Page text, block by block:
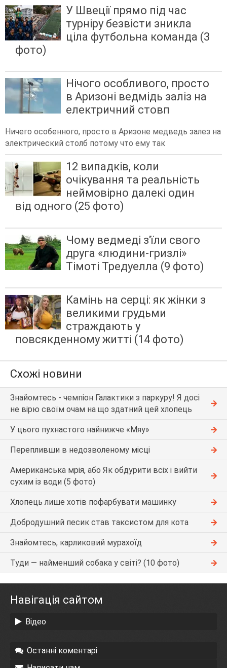
У Швеції прямо під час
турніру безвісти зникла
ціла футбольна команда (3
фото)
Нічого особливого, просто
в Аризоні ведмідь заліз на
електричний стовп
Ничего особенного, просто в Аризоне медведь залез на
электрический столб потому что ему так
12 випадків, коли
очікування та реальність
неймовірно далекі один
від одного (25 фото)
Чому ведмеді з'їли свого
друга «людини-гризлі»
Тімоті Тредуелла (9 фото)
Камінь на серці: як жінки з
великими грудьми
страждають у
повсякденному житті (14 фото)
Схожі новини
Знайомтесь - чемпіон Галактики з паркуру! Я досі
не вірю своїм очам на що здатний цей хлопець
У цього пухнастого найнижче «Мяу»
Перепливши в недозволеному місці
Американська мрія, або Як обдурити всіх і вийти
сухим із води (5 фото)
Хлопець лише хотів пофарбувати машинку
Добродушний песик став таксистом для кота
Знайомтесь, карликовий мурахоїд
Туди — найменший собака у світі? (10 фото)
Навігація сайтом
Відео
Останні коментарі